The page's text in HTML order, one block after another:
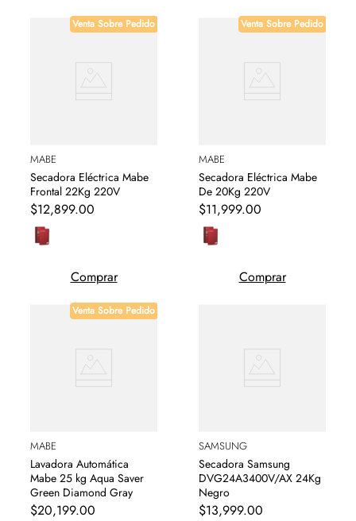
Venta Sobre Pedido
MABE
Secadora Eléctrica Mabe
Frontal 22Kg 220V
$12,899.00
Comprar
Venta Sobre Pedido
MABE
Secadora Eléctrica Mabe
De 20Kg 220V
$11,999.00
Comprar
Venta Sobre Pedido
MABE
Lavadora Automática
Mabe 25 kg Aqua Saver
Green Diamond Gray
$20,199.00
SAMSUNG
Secadora Samsung
DVG24A3400V/AX 24Kg
Negro
$13,999.00